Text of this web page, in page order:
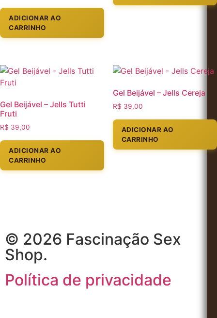
ADICIONAR AO
CARRINHO
Gel Beijável – Jells Tutti
Fruti
R$ 39,00
ADICIONAR AO
CARRINHO
Gel Beijável – Jells Cereja
R$ 39,00
ADICIONAR AO
CARRINHO
© 2026 Fascinação Sex
Shop.
Política de privacidade